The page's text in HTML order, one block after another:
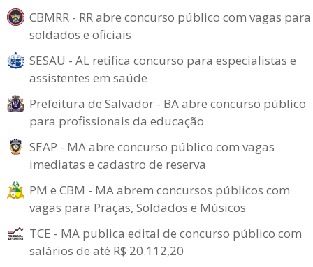
CBMRR - RR abre concurso público com vagas para
soldados e oficiais
SESAU - AL retifica concurso para especialistas e
assistentes em saúde
Prefeitura de Salvador - BA abre concurso público
para profissionais da educação
SEAP - MA abre concurso público com vagas
imediatas e cadastro de reserva
PM e CBM - MA abrem concursos públicos com
vagas para Praças, Soldados e Músicos
TCE - MA publica edital de concurso público com
salários de até R$ 20.112,20